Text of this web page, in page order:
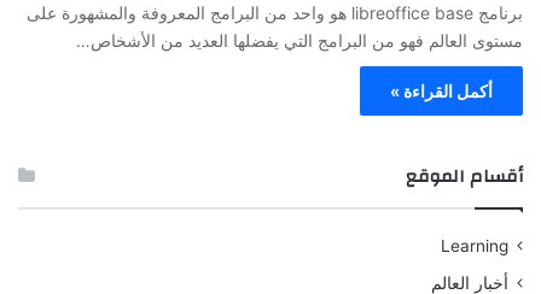
برنامج libreoffice base هو واحد من البرامج المعروفة والمشهورة على
مستوى العالم فهو من البرامج التي يفضلها العديد من الأشخاص…
أكمل القراءة »
أقسام الموقع
Learning
أخبار العالم